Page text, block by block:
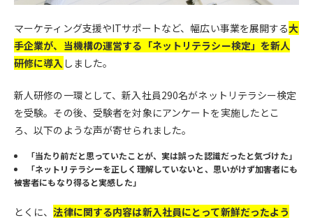
マーケティング支援やITサポートなど、幅広い事業を展開する大
手企業が、当機構の運営する「ネットリテラシー検定」を新人
研修に導入 しました。
新人研修の一環として、新入社員290名がネットリテラシー検定
を受験。その後、受験者を対象にアンケートを実施したとこ
ろ、以下のような声が寄せられました。
「当たり前だと思っていたことが、実は誤った認識だったと気づけた」
「ネットリテラシーを正しく理解していないと、思いがけず加害者にも
被害者にもなり得ると実感した」
とくに、法律に関する内容は新入社員にとって新鮮だったよう